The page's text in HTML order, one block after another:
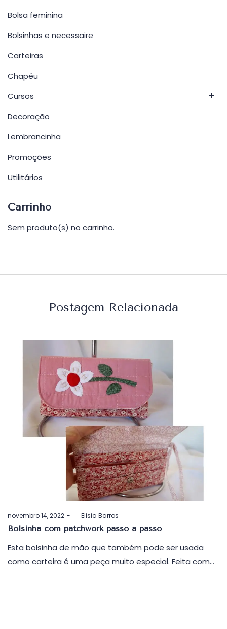
Bolsa feminina
Bolsinhas e necessaire
Carteiras
Chapéu
Cursos
Decoração
Lembrancinha
Promoções
Utilitários
Carrinho
Sem produto(s) no carrinho.
Postagem Relacionada
Postado
em
novembro 14, 2022 byElisia Barros
Bolsinha com patchwork passo a passo
Esta bolsinha de mão que também pode ser usada
como carteira é uma peça muito especial. Feita com…